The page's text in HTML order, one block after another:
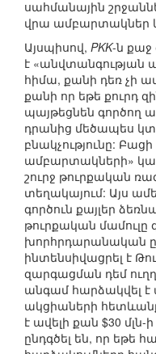
սահմանային
վրա ամբարտակներ
Այսպիսով, PKK-ն քաջ
է «անվտանգության
հիմա, քանի դեռ չի
քանի որ եթե քուրդ
պայթեցնեն
դրանից մեծապես
բնակչությունը:
ամբարտակների»
շուրջ թուրքական
տեղակայում: Այս
գործուն քայլեր
թուրքական մամուլը
խորհրդարանական
ինտենսիվացրել է
զարգացման դեմ
անգամ հարձակվել
ակցիաների
է ավելի քան $30
ընդգծել են, որ եթե